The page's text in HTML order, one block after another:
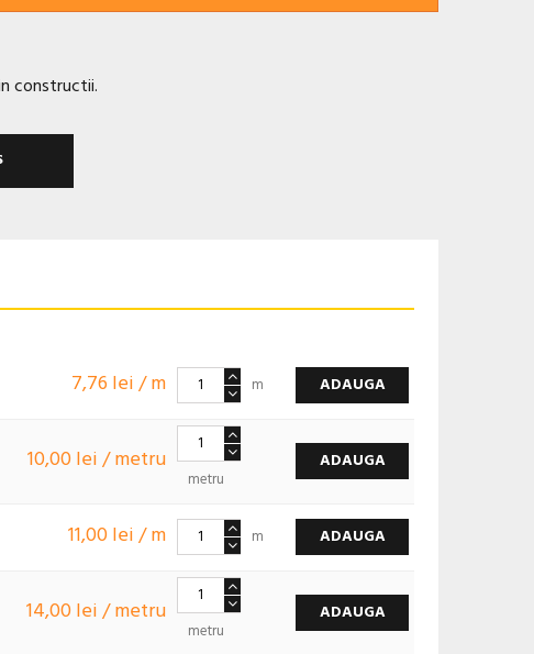
constructii.
7,76 lei / m m ADAUGA
10,00 lei / metru
metru
ADAUGA
11,00 lei / m m ADAUGA
14,00 lei / metru
metru
ADAUGA